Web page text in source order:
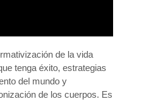
de la vida
tenga éxito, estrategias
del mundo y
de los cuerpos. Es